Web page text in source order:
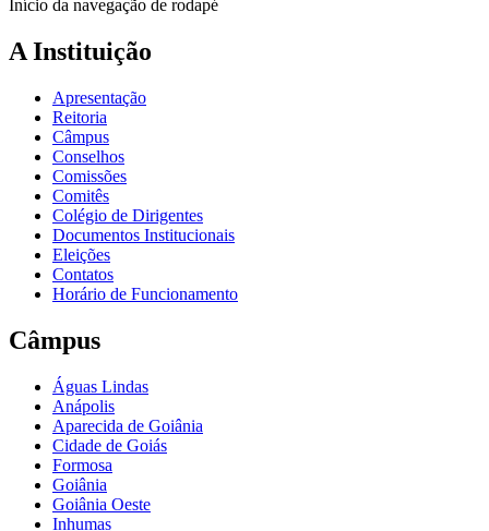
Início da navegação de rodapé
A Instituição
Apresentação
Reitoria
Câmpus
Conselhos
Comissões
Comitês
Colégio de Dirigentes
Documentos Institucionais
Eleições
Contatos
Horário de Funcionamento
Câmpus
Águas Lindas
Anápolis
Aparecida de Goiânia
Cidade de Goiás
Formosa
Goiânia
Goiânia Oeste
Inhumas